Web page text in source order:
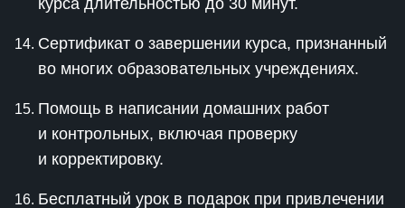
курса длительностью до 30 минут.
Сертификат о завершении курса, признанный
во многих образовательных учреждениях.
Помощь в написании домашних работ
и контрольных, включая проверку
и корректировку.
Бесплатный урок в подарок при привлечении